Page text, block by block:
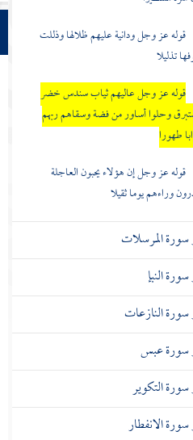
قوله عز وجل ودانية عليهم ظلالها وذللت
تذليلا
قوله عز وجل عاليهم ثياب سندس خضر
وحلوا أساور من فضة وسقاهم ربهم
طهورا
قوله عز وجل إن هؤلاء يحبون العاجلة
وراءهم يوما ثقيلا
سورة المرسلات
النبإ
النازعات
سورة عبس
التكوير
الانفطار